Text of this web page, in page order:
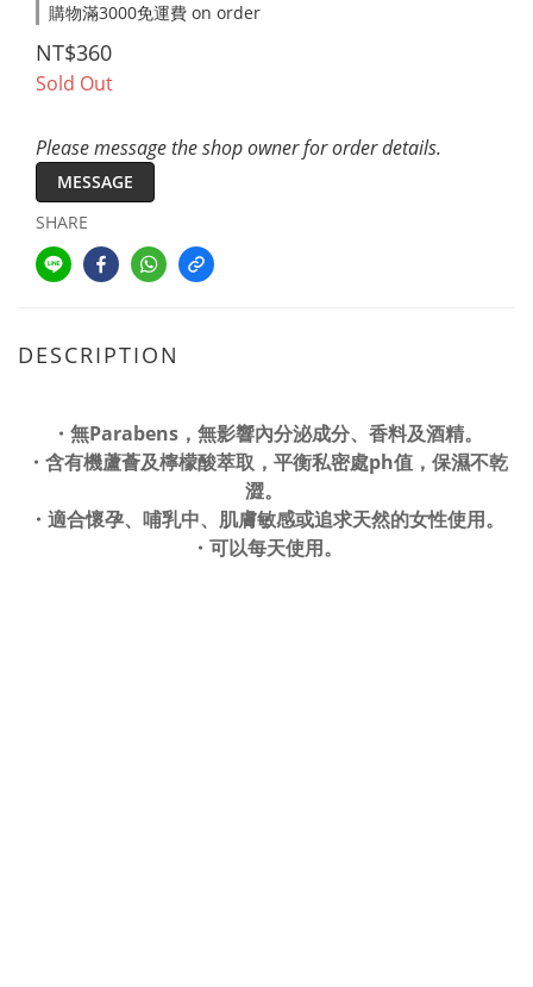
購物滿3000免運費 on order
NT$360
Sold Out
Please message the shop owner for order details.
MESSAGE
SHARE
DESCRIPTION
・無Parabens，無影響內分泌成分、香料及酒精。
・ 含有機蘆薈及檸檬酸萃取，平衡私密處ph值，保濕不乾
澀。
・ 適合懷孕、哺乳中、肌膚敏感或追求天然的女性使用。
・ 可以每天使用。